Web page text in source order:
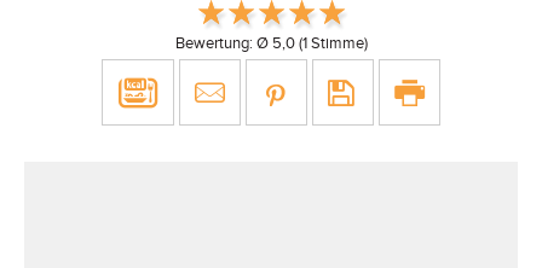
Bewertung: Ø 5,0(1 Stimme)